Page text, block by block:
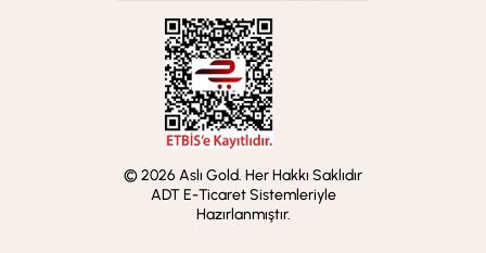
© 2026 Aslı Gold. Her Hakkı Saklıdır
ADT E-Ticaret Sistemleriyle
Hazırlanmıştır.